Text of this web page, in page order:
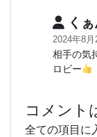
く
2024年8月
相手の気
ロビー
コメント
全ての項目に